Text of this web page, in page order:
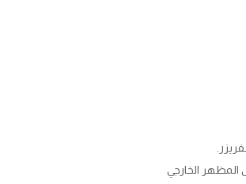
المظهر الخارجي